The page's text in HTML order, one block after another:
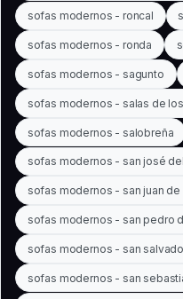
sofas modernos - roncal
sofas modernos - ronda
sofas modernos - sagunto
sofas modernos - salas de
sofas modernos - salobreña
sofas modernos - san josé
sofas modernos - san juan de
sofas modernos - san pedro
sofas modernos - san
sofas modernos - san